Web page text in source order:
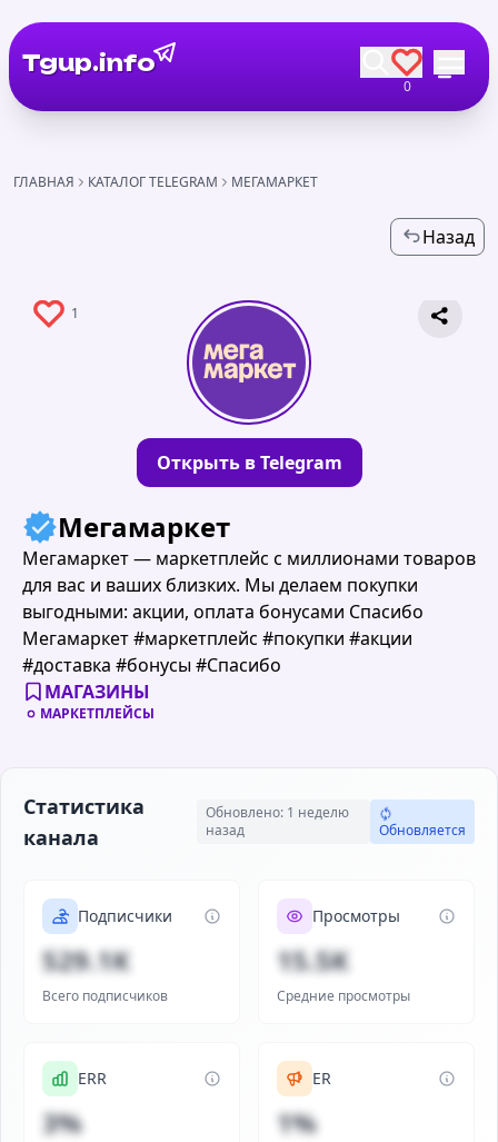
Tgup.info
0
ГЛАВНАЯ КАТАЛОГ TELEGRAM МЕГАМАРКЕТ
Назад
1
Открыть в Telegram
Мегамаркет
Мегамаркет — маркетплейс с миллионами товаров
для вас и ваших близких. Мы делаем покупки
выгодными: акции, оплата бонусами Спасибо
Мегамаркет #маркетплейс #покупки #акции
#доставка #бонусы #Спасибо
МАГАЗИНЫ
МАРКЕТПЛЕЙСЫ
Статистика
канала
Обновлено: 1 неделю
назад
Обновляется
Подписчики
529.1K
Всего подписчиков
Просмотры
15.5K
Средние просмотры
ERR
3%
ER
1%